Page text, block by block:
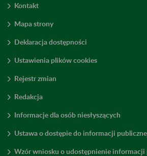
Kontakt
Mapa strony
Deklaracja dostępności
Ustawienia plików cookies
Rejestr zmian
Redakcja
Informacje dla osób niesłyszących
Ustawa o dostępie do informacji
Wzór wniosku o udostępnienie informacji